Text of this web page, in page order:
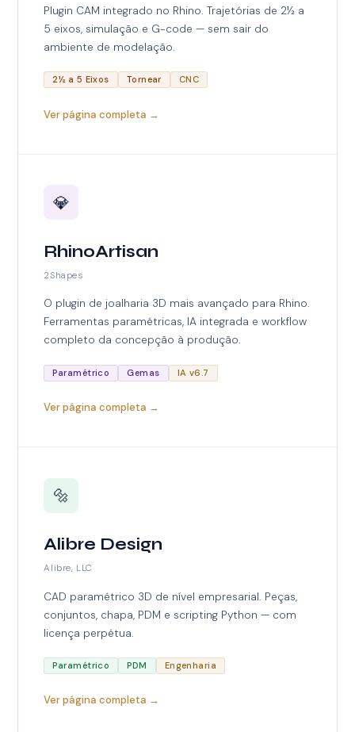
Plugin CAM integrado no Rhino. Trajetórias de 2½ a
5 eixos, simulação e G-code — sem sair do
ambiente de modelação.
2½ a 5 Eixos Tornear CNC
Ver página completa →
💎
RhinoArtisan
2Shapes
O plugin de joalharia 3D mais avançado para Rhino.
Ferramentas paramétricas, IA integrada e workflow
completo da concepção à produção.
Paramétrico Gemas IA v6.7
Ver página completa →
🔩
Alibre Design
Alibre, LLC
CAD paramétrico 3D de nível empresarial. Peças,
conjuntos, chapa, PDM e scripting Python — com
licença perpétua.
Paramétrico PDM Engenharia
Ver página completa →